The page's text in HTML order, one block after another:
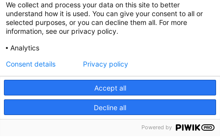
@CGTCatalunya
cgtcatalunya
CGTCatalunya
cgtcatalunya
Desenvolupat per
We collect and process your data on this site to better
understand how it is used. You can give your consent to all or
selected purposes, or you can decline them all. For more
information, see our privacy policy.
Analytics
Accept all
Decline all
Consent details Privacy policy
Powered by